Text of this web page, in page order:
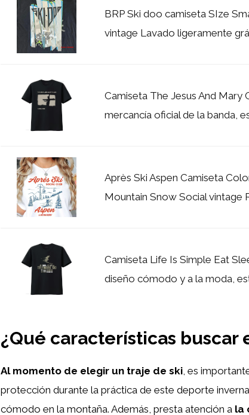
BRP Ski doo camiseta SIze
vintage Lavado ligeramente
Camiseta The Jesus And Mary
mercancía oficial de la banda,
Après Ski Aspen Camiseta
Mountain Snow Social vintage
Camiseta Life Is Simple Eat
diseño cómodo y a la moda,
¿Qué características buscar
Al momento de elegir un traje de ski, es
protección durante la práctica de este deporte
cómodo en la montaña. Además, presta atención a la